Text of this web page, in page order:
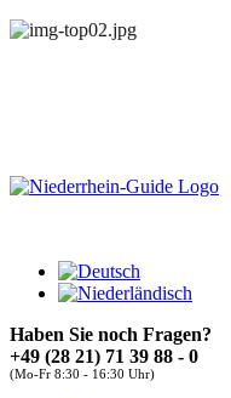
Haben Sie noch
+49 (28 21) 71 39 88 - 0
(Mo-Fr 8:30 - 16:30 Uhr)
About Guides FAQs